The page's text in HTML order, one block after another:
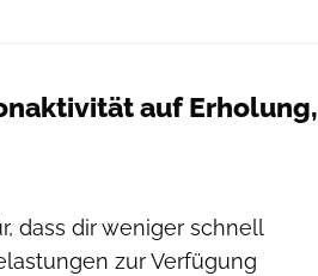
auf Erholung,
dass dir weniger schnell
zur Verfügung